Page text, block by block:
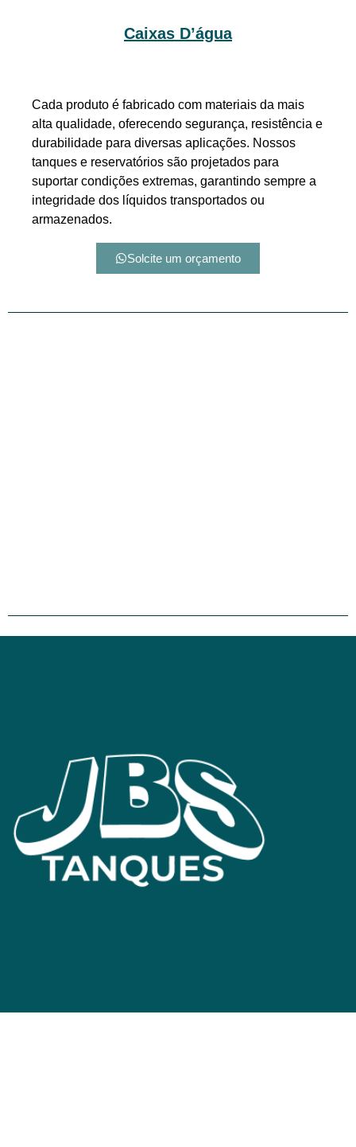
Caixas D’água
Cada produto é fabricado com materiais da mais
alta qualidade, oferecendo segurança, resistência e
durabilidade para diversas aplicações. Nossos
tanques e reservatórios são projetados para
suportar condições extremas, garantindo sempre a
integridade dos líquidos transportados ou
armazenados.
Solcite um orçamento